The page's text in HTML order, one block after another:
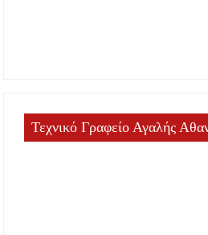
Τεχνικό Γραφείο Αγαλής